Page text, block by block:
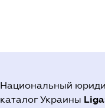
Национальный
каталог Украины